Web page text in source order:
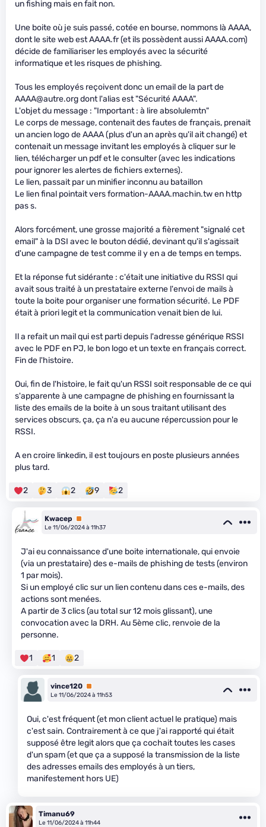
un fishing mais en fait non.
Une boite où je suis passé, cotée en bourse, nommons là AAAA,
dont le site web est AAAA.fr (et ils possèdent aussi AAAA.com)
décide de familiariser les employés avec la sécurité
informatique et les risques de phishing.
Tous les employés reçoivent donc un email de la part de
AAAA@autre.org dont l'alias est "Sécurité AAAA".
L'objet du message : "Important : à lire absolulemtn"
Le corps de message, contenait des fautes de français, prenait
un ancien logo de AAAA (plus d'un an après qu'il ait changé) et
contenait un message invitant les employés à cliquer sur le
lien, télécharger un pdf et le consulter (avec les indications
pour ignorer les alertes de fichiers externes).
Le lien, passait par un minifier inconnu au bataillon
Le lien final pointait vers formation-AAAA.machin.tw en http
pas s.
Alors forcément, une grosse majorité a fièrement "signalé cet
email" à la DSI avec le bouton dédié, devinant qu'il s'agissait
d'une campagne de test comme il y en a de temps en temps.
Et la réponse fut sidérante : c'était une initiative du RSSI qui
avait sous traité à un prestataire externe l'envoi de mails à
toute la boite pour organiser une formation sécurité. Le PDF
était à priori legit et la communication venait bien de lui.
Il a refait un mail qui est parti depuis l'adresse générique RSSI
avec le PDF en PJ, le bon logo et un texte en français correct.
Fin de l'histoire.
Oui, fin de l'histoire, le fait qu'un RSSI soit responsable de ce qui
s'apparente à une campagne de phishing en fournissant la
liste des emails de la boite à un sous traitant utilisant des
services obscurs, ça, ça n'a eu aucune répercussion pour le
RSSI.
A en croire linkedin, il est toujours en poste plusieurs années
plus tard.
2 3 2 9 2
Kwacep
Premium
Le 11/06/2024 à 11h37
J'ai eu connaissance d'une boite internationale, qui envoie
(via un prestataire) des e-mails de phishing de tests (environ
1 par mois).
Si un employé clic sur un lien contenu dans ces e-mails, des
actions sont menées.
A partir de 3 clics (au total sur 12 mois glissant), une
convocation avec la DRH. Au 5ème clic, renvoie de la
personne.
1 1 2
vince120 Premium
Le 11/06/2024 à 11h53
Oui, c'est fréquent (et mon client actuel le pratique) mais
c'est sain. Contrairement à ce que j'ai rapporté qui était
supposé être legit alors que ça cochait toutes les cases
d'un spam (et que ça a supposé la transmission de la liste
des adresses emails des employés à un tiers,
manifestement hors UE)
Timanu69
Le 11/06/2024 à 11h44